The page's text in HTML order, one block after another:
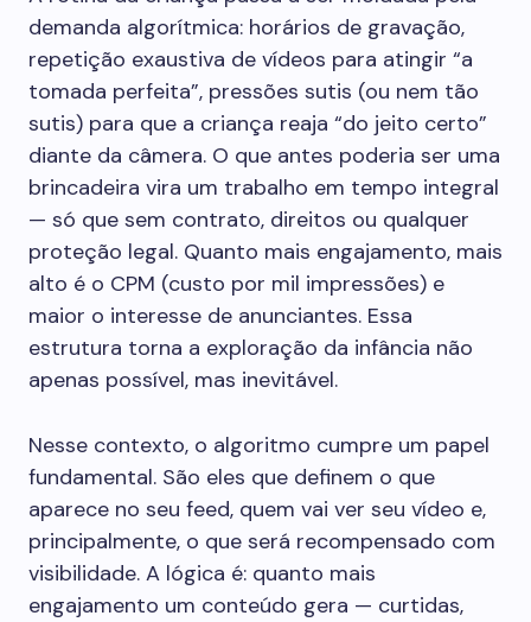
demanda algorítmica: horários de gravação,
repetição exaustiva de vídeos para atingir “a
tomada perfeita”, pressões sutis (ou nem tão
sutis) para que a criança reaja “do jeito certo”
diante da câmera. O que antes poderia ser uma
brincadeira vira um trabalho em tempo integral
— só que sem contrato, direitos ou qualquer
proteção legal. Quanto mais engajamento, mais
alto é o CPM (custo por mil impressões) e
maior o interesse de anunciantes. Essa
estrutura torna a exploração da infância não
apenas possível, mas inevitável.
Nesse contexto, o algoritmo cumpre um papel
fundamental. São eles que definem o que
aparece no seu feed, quem vai ver seu vídeo e,
principalmente, o que será recompensado com
visibilidade. A lógica é: quanto mais
engajamento um conteúdo gera — curtidas,